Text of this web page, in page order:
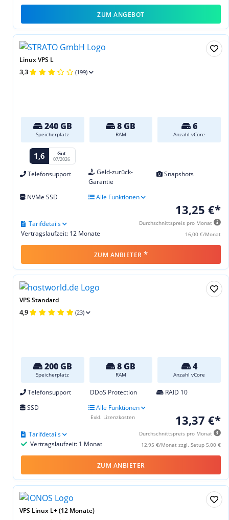
ZUM ANGEBOT
Linux VPS L
3,3 (199)
240 GB
Speicherplatz
8 GB
RAM
6
Anzahl vCore
1,6 Gut
07/2026
Telefonsupport
Geld-zurück-
Garantie
Snapshots
NVMe SSD Alle Funktionen
13,25 €*
Durchschnittspreis pro Monat
16,00 €/Monat
Vertragslaufzeit: 12 Monate
Tarifdetails
ZUM ANBIETER *
VPS Standard
4,9 (23)
200 GB
Speicherplatz
8 GB
RAM
4
Anzahl vCore
Telefonsupport DDoS Protection
RAID 10
SSD
Alle Funktionen
13,37 €*
Durchschnittspreis pro Monat
12,95 €/Monat zzgl. Setup 5,00 €
Vertragslaufzeit: 1 Monat
Tarifdetails
Exkl. Lizenzkosten
ZUM ANBIETER
VPS Linux L+ (12 Monate)